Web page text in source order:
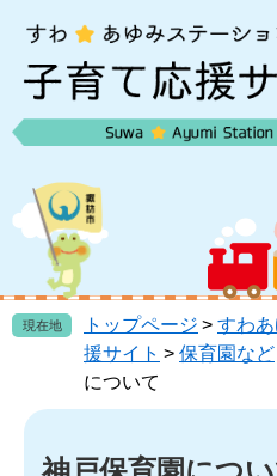
頭
。
飛
て
現在地 トップページ > すわ
援サイト > 保育園など
について
本